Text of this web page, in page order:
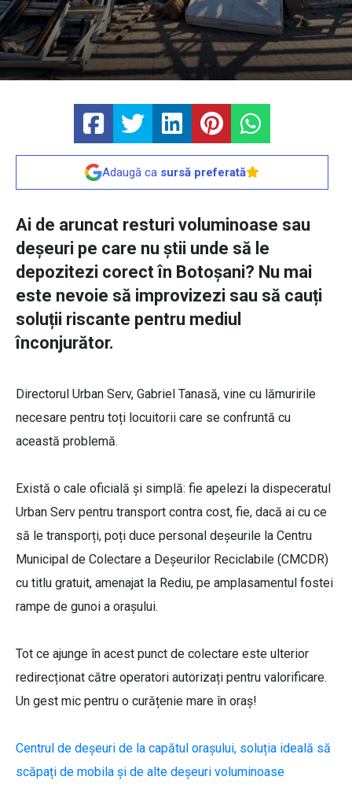
Adaugă ca sursă preferată
Ai de aruncat resturi voluminoase sau
deșeuri pe care nu știi unde să le
depozitezi corect în Botoșani? Nu mai
este nevoie să improvizezi sau să cauți
soluții riscante pentru mediul
înconjurător.
Directorul Urban Serv, Gabriel Tanasă, vine cu lămuririle
necesare pentru toți locuitorii care se confruntă cu
această problemă.
Există o cale oficială și simplă: fie apelezi la dispeceratul
Urban Serv pentru transport contra cost, fie, dacă ai cu ce
să le transporți, poți duce personal deșeurile la Centru
Municipal de Colectare a Deșeurilor Reciclabile (CMCDR)
cu titlu gratuit, amenajat la Rediu, pe amplasamentul fostei
rampe de gunoi a orașului.
Tot ce ajunge în acest punct de colectare este ulterior
redirecționat către operatori autorizați pentru valorificare.
Un gest mic pentru o curățenie mare în oraș!
Centrul de deșeuri de la capătul orașului, soluția ideală să
scăpați de mobila și de alte deșeuri voluminoase